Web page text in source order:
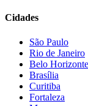
Cidades
São Paulo
Rio de Janeiro
Belo Horizonte
Brasília
Curitiba
Fortaleza